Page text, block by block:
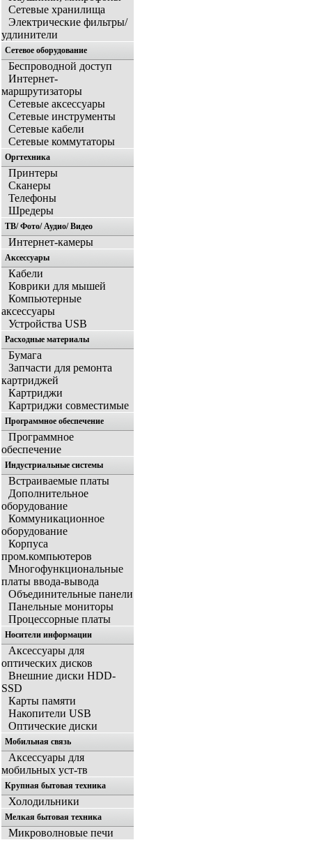
Сетевые хранилища
Электрические фильтры/
удлинители
Сетевое оборудование
Беспроводной доступ
Интернет-
маршрутизаторы
Сетевые аксессуары
Сетевые инструменты
Сетевые кабели
Сетевые коммутаторы
Оргтехника
Принтеры
Сканеры
Телефоны
Шредеры
ТВ/ Фото/ Аудио/ Видео
Интернет-камеры
Аксессуары
Кабели
Коврики для мышей
Компьютерные
аксессуары
Устройства USB
Расходные материалы
Бумага
Запчасти для ремонта
картриджей
Картриджи
Картриджи совместимые
Программное обеспечение
Программное
обеспечение
Индустриальные системы
Встраиваемые платы
Дополнительное
оборудование
Коммуникационное
оборудование
Корпуса
пром.компьютеров
Многофункциональные
платы ввода-вывода
Объединительные панели
Панельные мониторы
Процессорные платы
Носители информации
Аксессуары для
оптических дисков
Внешние диски HDD-
SSD
Карты памяти
Накопители USB
Оптические диски
Мобильная связь
Аксессуары для
мобильных уст-тв
Крупная бытовая техника
Холодильники
Мелкая бытовая техника
Микроволновые печи